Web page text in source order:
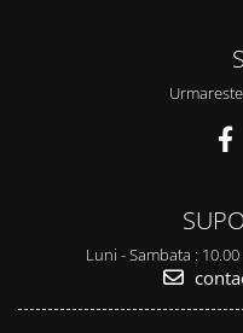
Luni - Sambata :